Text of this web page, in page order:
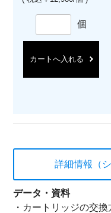
個
カートへ入れる
詳細情報（
データ・資料
・ カートリッジの交換